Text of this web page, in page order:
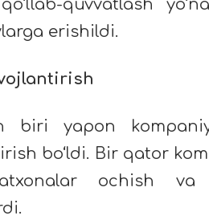
quvvatlash
erishildi.
biri yapon
bo‘ldi. Bir qator
ochish va